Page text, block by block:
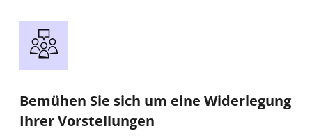
Bemühen Sie sich um eine Widerlegung
Ihrer Vorstellungen